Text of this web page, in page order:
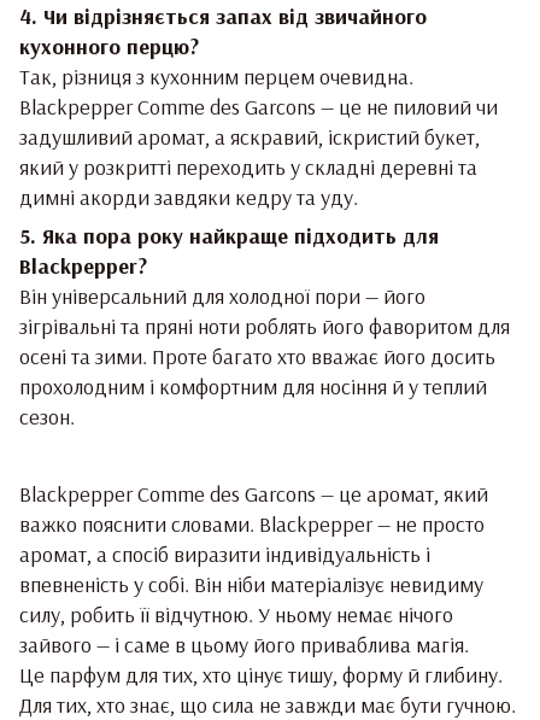
4. Чи відрізняється запах від звичайного
кухонного перцю?
Так, різниця з кухонним перцем очевидна.
Blackpepper Comme des Garcons — це не пиловий чи
задушливий аромат, а яскравий, іскристий букет,
який у розкритті переходить у складні деревні та
димні акорди завдяки кедру та уду.
5. Яка пора року найкраще підходить для
Blackpepper?
Він універсальний для холодної пори — його
зігрівальні та пряні ноти роблять його фаворитом для
осені та зими. Проте багато хто вважає його досить
прохолодним і комфортним для носіння й у теплий
сезон.
Blackpepper Comme des Garcons — це аромат, який
важко пояснити словами. Blackpepper — не просто
аромат, а спосіб виразити індивідуальність і
впевненість у собі. Він ніби матеріалізує невидиму
силу, робить її відчутною. У ньому немає нічого
зайвого — і саме в цьому його приваблива магія.
Це парфум для тих, хто цінує тишу, форму й глибину.
Для тих, хто знає, що сила не завжди має бути гучною.